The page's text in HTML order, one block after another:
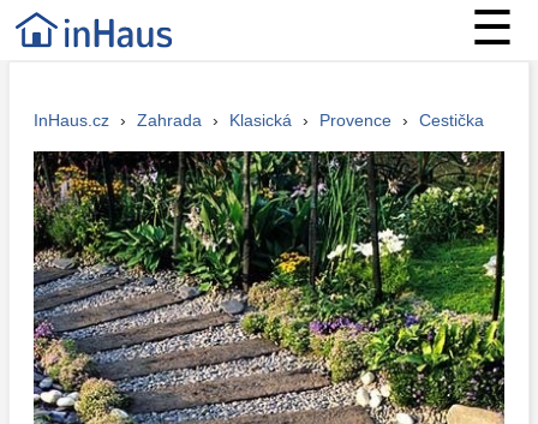
☰
InHaus.cz › Zahrada › Klasická › Provence › Cestička